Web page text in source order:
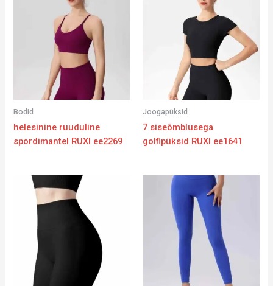
Bodid
helesinine ruuduline
spordimantel RUXI ee2269
Joogapüksid
7 siseõmblusega
golfipüksid RUXI ee1641